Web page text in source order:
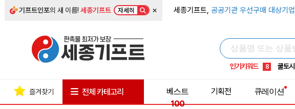
기프트인포의 새 이름!세종기프트 자세히 × 세종기프트, 공공기관 우선구매 대상기업
인기키워드
5 키캡
8 쿨토시
9 넥쿨러
1 선풍기
즐겨찾기 전체 카테고리
베스트
100
기획전 큐레이션